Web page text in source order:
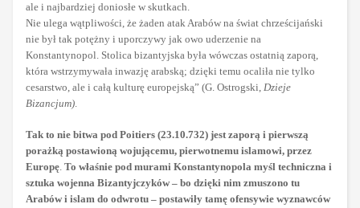
ale i najbardziej doniosłe w skutkach.
Nie ulega wątpliwości, że żaden atak Arabów na świat chrześcijański
nie był tak potężny i uporczywy jak owo uderzenie na
Konstantynopol. Stolica bizantyjska była wówczas ostatnią zaporą,
która wstrzymywała inwazję arabską; dzięki temu ocaliła nie tylko
cesarstwo, ale i całą kulturę europejską” (G. Ostrogski, Dzieje
Bizancjum).
Tak to nie bitwa pod Poitiers (23.10.732) jest zaporą i pierwszą
porażką postawioną wojującemu, pierwotnemu islamowi, przez
Europę. To właśnie pod murami Konstantynopola myśl techniczna i
sztuka wojenna Bizantyjczyków – bo dzięki nim zmuszono tu
Arabów i islam do odwrotu – postawiły tamę ofensywie wyznawców